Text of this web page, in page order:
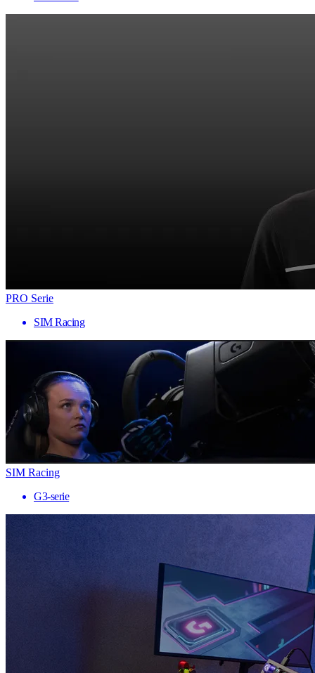
PRO Serie
SIM Racing
SIM Racing
G3-serie